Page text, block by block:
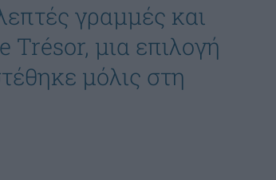
γραμμές και
μια επιλογή
μόλις στη